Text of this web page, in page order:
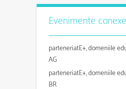
Evenimente conexe
parteneriatE+, domeniile
AG
parteneriatE+, domeniile
BR